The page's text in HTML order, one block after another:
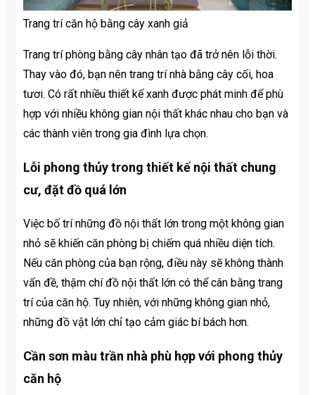
Trang trí căn hộ bằng cây xanh giả
Trang trí phòng bằng cây nhân tạo đã trở nên lỗi thời.
Thay vào đó, bạn nên trang trí nhà bằng cây cối, hoa
tươi. Có rất nhiều thiết kế xanh được phát minh để phù
hợp với nhiều không gian nội thất khác nhau cho bạn và
các thành viên trong gia đình lựa chọn.
Lỗi phong thủy trong thiết kế nội thất chung
cư, đặt đồ quá lớn
Việc bố trí những đồ nội thất lớn trong một không gian
nhỏ sẽ khiến căn phòng bị chiếm quá nhiều diện tích.
Nếu căn phòng của bạn rộng, điều này sẽ không thành
vấn đề, thậm chí đồ nội thất lớn có thể cân bằng trang
trí của căn hộ. Tuy nhiên, với những không gian nhỏ,
những đồ vật lớn chỉ tạo cảm giác bí bách hơn.
Cần sơn màu trần nhà phù hợp với phong thủy
căn hộ